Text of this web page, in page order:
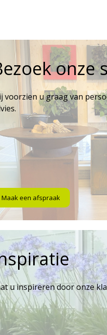
onze
voorzien u graag van
Maak een afspraak
u inspireren door onze